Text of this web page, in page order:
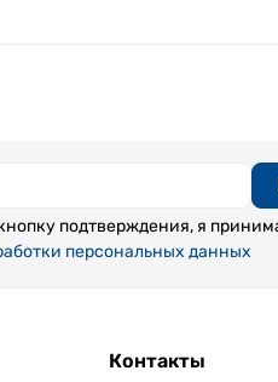
подтверждения, я
персональных данных
Контакты